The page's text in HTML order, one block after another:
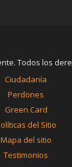
Todos los
Ciudadanía
Perdones
Green Card
del Sitio
Mapa del sitio
Testimonios